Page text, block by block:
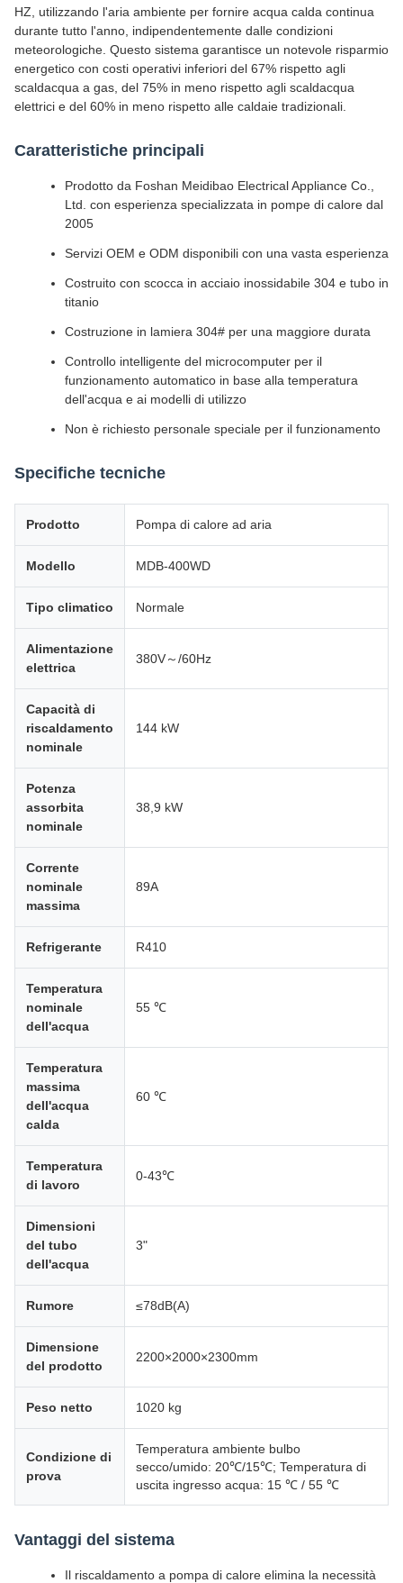
HZ, utilizzando l'aria ambiente per fornire acqua calda continua
durante tutto l'anno, indipendentemente dalle condizioni
meteorologiche. Questo sistema garantisce un notevole risparmio
energetico con costi operativi inferiori del 67% rispetto agli
scaldacqua a gas, del 75% in meno rispetto agli scaldacqua
elettrici e del 60% in meno rispetto alle caldaie tradizionali.
Caratteristiche principali
Prodotto da Foshan Meidibao Electrical Appliance Co.,
Ltd. con esperienza specializzata in pompe di calore dal
2005
Servizi OEM e ODM disponibili con una vasta esperienza
Costruito con scocca in acciaio inossidabile 304 e tubo in
titanio
Costruzione in lamiera 304# per una maggiore durata
Controllo intelligente del microcomputer per il
funzionamento automatico in base alla temperatura
dell'acqua e ai modelli di utilizzo
Non è richiesto personale speciale per il funzionamento
Specifiche tecniche
Prodotto Pompa di calore ad aria
Modello MDB-400WD
Tipo climatico Normale
Alimentazione
elettrica
380V～/60Hz
Capacità di
riscaldamento
nominale
144 kW
Potenza
assorbita
nominale
38,9 kW
Corrente
nominale
massima
89A
Refrigerante R410
Temperatura
nominale
dell'acqua
55 ℃
Temperatura
massima
dell'acqua
calda
60 ℃
Temperatura
di lavoro
0-43℃
Dimensioni
del tubo
dell'acqua
3"
Rumore ≤78dB(A)
Dimensione
del prodotto
2200×2000×2300mm
Peso netto 1020 kg
Condizione di
prova
Temperatura ambiente bulbo
secco/umido: 20℃/15℃; Temperatura di
uscita ingresso acqua: 15 ℃ / 55 ℃
Vantaggi del sistema
Il riscaldamento a pompa di calore elimina la necessità